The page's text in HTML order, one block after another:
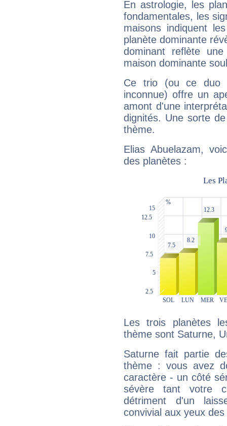
En astrologie, les
fondamentales, les
maisons indiquent
planète dominante
dominant reflète
maison dominante
Ce trio (ou ce duo
inconnue) offre un
amont d'une
dignités. Une sorte
thème.
Elias Abuelazam,
des planètes :
Les trois planètes
thème sont Saturne,
Saturne fait partie
thème : vous avez
caractère - un côté
sévère tant votre
détriment d'un
convivial aux yeux